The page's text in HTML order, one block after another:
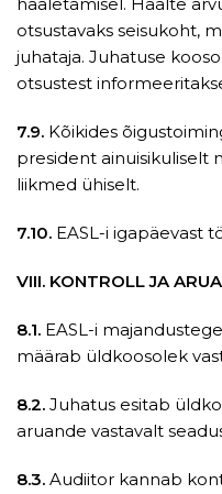
otsustavaks seisukoht,
juhataja. Juhatuse
otsustest
7.9. Kõikides
president ainuisikuliselt
liikmed ühiselt.
7.10. EASL-i igapäevast
VIII. KONTROLL JA
8.1. EASL-i
määrab üldkoosolek
8.2. Juhatus esitab
aruande vastavalt
8.3. Audiitor kannab